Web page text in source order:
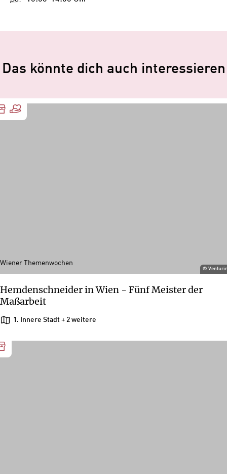
Das könnte dich auch interessieren
©
Wiener Themenwochen
Hemdenschneider in Wien - Fünf Meister der
Maßarbeit
1. Innere Stadt + 2 weitere